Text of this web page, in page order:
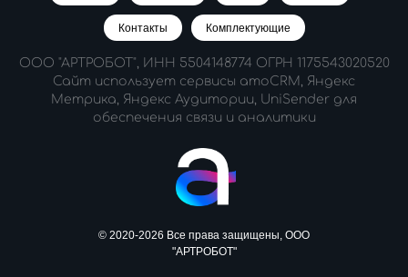
Контакты Комплектующие
ООО "АРТРОБОТ", ИНН 5504148774 ОГРН 1175543020520
Сайт использует сервисы amoCRM, Яндекс
Метрика, Яндекс Аудитории, UniSender для
обеспечения связи и аналитики
© 2020-2026 Все права защищены, ООО
"АРТРОБОТ"